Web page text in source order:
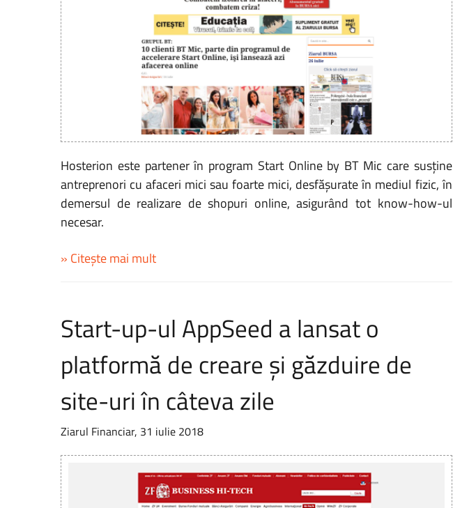
Hosterion este partener în program Start Online by BT Mic care susține
antreprenori cu afaceri mici sau foarte mici, desfășurate în mediul fizic, în
demersul de realizare de shopuri online, asigurând tot know-how-ul
necesar.
» Citește mai mult
Start-up-ul AppSeed a lansat o
platformă de creare şi găzduire de
site-uri în câteva zile
Ziarul Financiar, 31 iulie 2018